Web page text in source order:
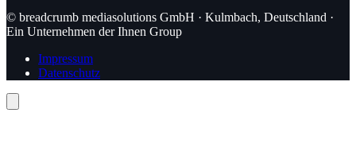
© breadcrumb mediasolutions GmbH · Kulmbach, Deutschland ·
Ein Unternehmen der Ihnen Group
Impressum
Datenschutz